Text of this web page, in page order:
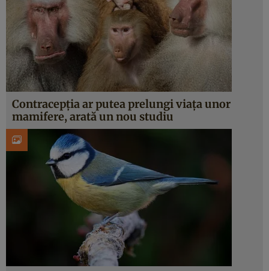
Contracepția ar putea prelungi viața unor
mamifere, arată un nou studiu